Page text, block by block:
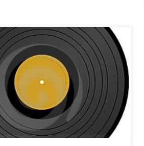
parecchio incasinato, è buon
comporre playlist. Ci sono momenti che
a immaginarmi davanti ad iTunes
e scegliere brani, mentre altre volte basta
scintilla, in questo caso, credo sia partita
ascoltati in questo ultimo periodo e